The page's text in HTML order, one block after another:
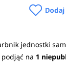
jednostki
na 1